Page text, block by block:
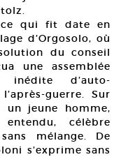
ce qui fit date en
d’Orgosolo, où
du conseil
une assemblée
inédite d’auto-
guerre. Sur
un jeune homme,
célèbre
mélange. De
s’exprime sans